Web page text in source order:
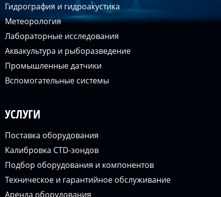
Гидрография и гидроакустика
Метеорология
Лабораторные исследования
Аквакультура и рыборазведение
Промышленные датчики
Вспомогательные системы
УСЛУГИ
Поставка оборудования
Калибровка CTD-зондов
Подбор оборудования и компонентов
Техническое и гарантийное обслуживание
Аренда оборудования